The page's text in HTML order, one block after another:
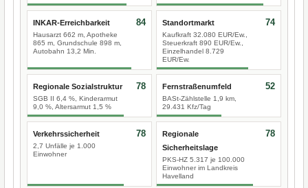
INKAR-Erreichbarkeit
Hausarzt 662 m, Apotheke
865 m, Grundschule 898 m,
Autobahn 13,2 Min.
84 Standortmarkt
Kaufkraft 32.080 EUR/Ew.,
Steuerkraft 890 EUR/Ew.,
Einzelhandel 8.729
EUR/Ew.
74
Regionale Sozialstruktur
SGB II 6,4 %, Kinderarmut
9,0 %, Altersarmut 1,5 %
78 Fernstraßenumfeld
BASt-Zählstelle 1,9 km,
29.431 Kfz/Tag
52
Verkehrssicherheit
2,7 Unfälle je 1.000
Einwohner
78
Regionale
Sicherheitslage
PKS-HZ 5.317 je 100.000
Einwohner im Landkreis
Havelland
78